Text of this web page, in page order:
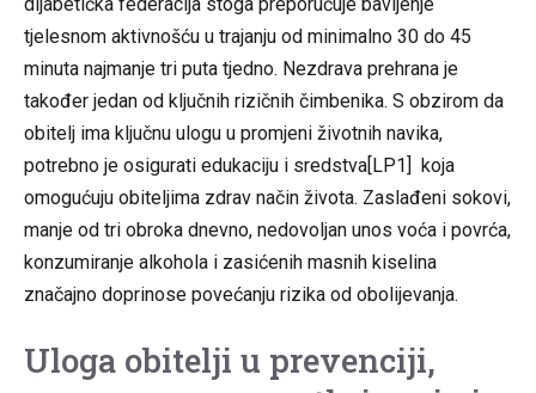
tjelesnom aktivnošću u trajanju od minimalno 30 do 45
minuta najmanje tri puta tjedno. Nezdrava prehrana je
također jedan od ključnih rizičnih čimbenika. S obzirom da
obitelj ima ključnu ulogu u promjeni životnih navika,
potrebno je osigurati edukaciju i sredstva[LP1] koja
omogućuju obiteljima zdrav način života. Zaslađeni sokovi,
manje od tri obroka dnevno, nedovoljan unos voća i povrća,
konzumiranje alkohola i zasićenih masnih kiselina
značajno doprinose povećanju rizika od obolijevanja.
Uloga obitelji u prevenciji,